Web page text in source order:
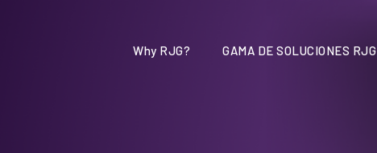
Why RJG? GAMA DE SOLUCIONES RJG